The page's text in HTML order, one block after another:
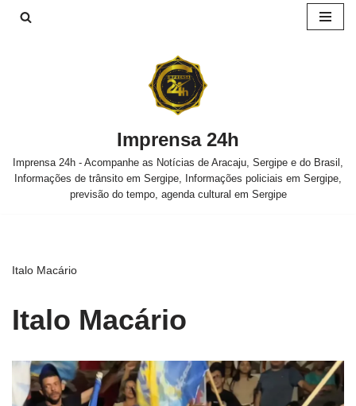
Imprensa 24h
Imprensa 24h - Acompanhe as Notícias de Aracaju, Sergipe e do Brasil,
Informações de trânsito em Sergipe, Informações policiais em Sergipe,
previsão do tempo, agenda cultural em Sergipe
Italo Macário
Italo Macário